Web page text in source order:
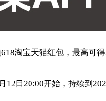
淘宝天猫红包，最高可
12日20:00开始，持续到